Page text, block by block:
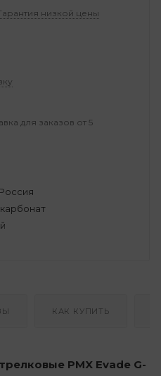
низкой цены
для заказов от 5
Россия
КАК КУПИТЬ
PMX Evade G-